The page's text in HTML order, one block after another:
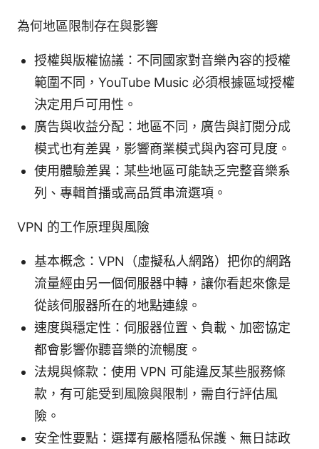
為何地區限制存在與影響
授權與版權協議：不同國家對音樂內容的授權
範圍不同，YouTube Music 必須根據區域授權
決定用戶可用性。
廣告與收益分配：地區不同，廣告與訂閱分成
模式也有差異，影響商業模式與內容可見度。
使用體驗差異：某些地區可能缺乏完整音樂系
列、專輯首播或高品質串流選項。
VPN 的工作原理與風險
基本概念：VPN（虛擬私人網路）把你的網路
流量經由另一個伺服器中轉，讓你看起來像是
從該伺服器所在的地點連線。
速度與穩定性：伺服器位置、負載、加密協定
都會影響你聽音樂的流暢度。
法規與條款：使用 VPN 可能違反某些服務條
款，有可能受到風險與限制，需自行評估風
險。
安全性要點：選擇有嚴格隱私保護、無日誌政